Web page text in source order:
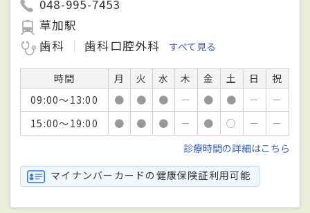
048-995-7453
草加駅
歯科
歯科口腔外科 すべて見る
時間 月 火 水 木 金 土 日
祝
09:00～13:00
● ● ● － ● ● －
－
15:00～19:00
● ● ● － ● ○ －
－
診療時間の詳細はこちら
マイナンバーカードの健康保険証利用可能